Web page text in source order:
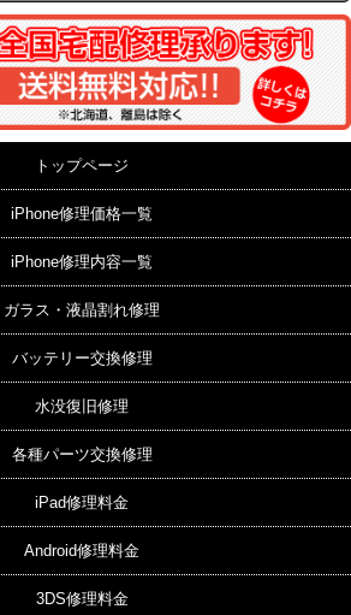
トップページ
iPhone修理価格一覧
iPhone修理内容一覧
ガラス・液晶割れ修理
バッテリー交換修理
水没復旧修理
各種パーツ交換修理
iPad修理料金
Android修理料金
3DS修理料金